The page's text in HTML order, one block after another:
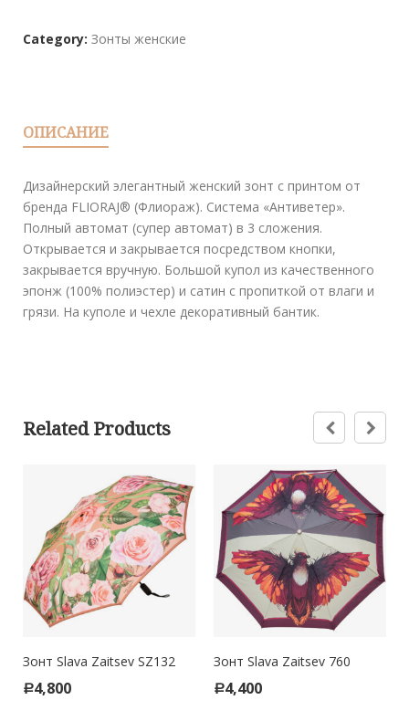
ratings
Category: Зонты женские
ОПИСАНИЕ
Дизайнерский элегантный женский зонт с принтом от
бренда FLIORAJ® (Флиораж). Система «Антиветер».
Полный автомат (супер автомат) в 3 сложения.
Открывается и закрывается посредством кнопки,
закрывается вручную. Большой купол из качественного
эпонж (100% полиэстер) и сатин с пропиткой от влаги и
грязи. На куполе и чехле декоративный бантик.
Related Products
Зонт Slava Zaitsev SZ132
Р4,800
Зонт Slava Zaitsev 760
Р4,400